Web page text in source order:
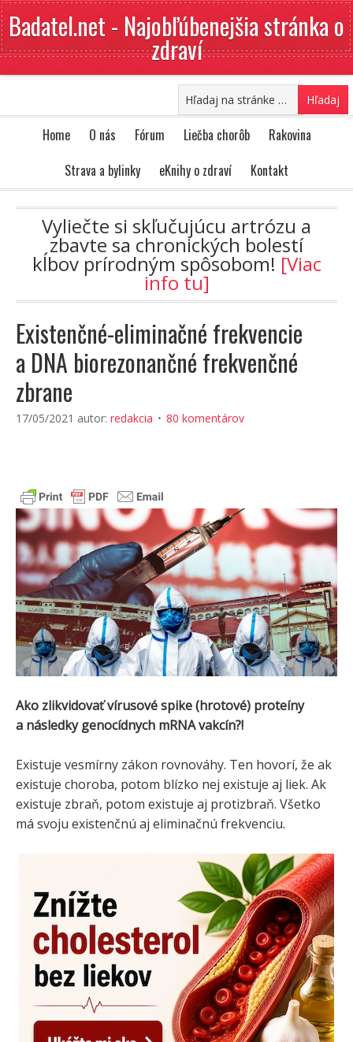
Badatel.net - Najobľúbenejšia stránka o
zdraví
Home O nás Fórum Liečba chorôb
Rakovina
Strava a bylinky
eKnihy o zdraví Kontakt
Vyliečte si skľučujúcu artrózu a
zbavte sa chronických bolestí
kĺbov prírodným spôsobom! [Viac
info tu]
Existenčné-eliminačné frekvencie
a DNA biorezonančné frekvenčné
zbrane
17/05/2021 autor: redakcia 80 komentárov
Ako zlikvidovať vírusové spike (hrotové) proteíny
a následky genocídnych mRNA vakcín?!
Existuje vesmírny zákon rovnováhy. Ten hovorí, že ak
existuje choroba, potom blízko nej existuje aj liek. Ak
existuje zbraň, potom existuje aj protizbraň. Všetko
má svoju existenčnú aj eliminačnú frekvenciu.